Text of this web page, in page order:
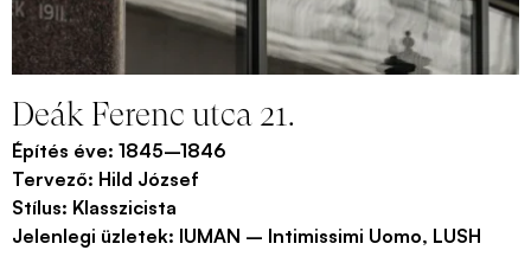
Deák Ferenc utca 21.
Építés éve: 1845–1846
Tervező: Hild József
Stílus: Klasszicista
Jelenlegi üzletek: IUMAN – Intimissimi Uomo, LUSH